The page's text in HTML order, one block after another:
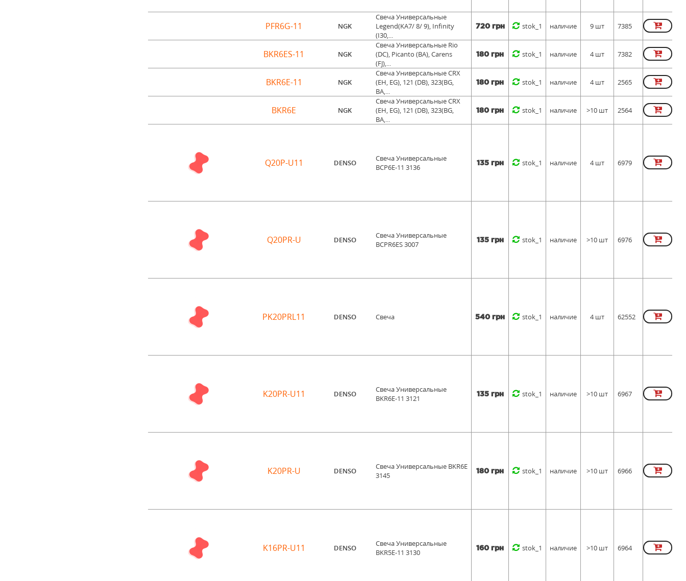
PFR6G-11 NGK
Свеча Универсальные
Legend(KA7/ 8/ 9), Infinity
(I30,...
720 грн stok_1 наличие 9 шт 7385
BKR6ES-11 NGK
Свеча Универсальные Rio
(DC), Picanto (BA), Carens
(FJ),...
180 грн stok_1 наличие 4 шт 7382
BKR6E-11 NGK
Свеча Универсальные CRX
(EH, EG), 121 (DB), 323(BG,
BA,...
180 грн stok_1 наличие 4 шт 2565
BKR6E NGK
Свеча Универсальные CRX
(EH, EG), 121 (DB), 323(BG,
BA,...
180 грн stok_1 наличие >10 шт 2564
Q20P-U11 DENSO
Свеча Универсальные
BCP6E-11 3136
135 грн stok_1 наличие 4 шт 6979
Q20PR-U DENSO
Свеча Универсальные
BCPR6ES 3007
135 грн stok_1 наличие >10 шт 6976
PK20PRL11 DENSO Свеча 540 грн stok_1 наличие 4 шт 62552
K20PR-U11 DENSO
Свеча Универсальные
BKR6E-11 3121
135 грн stok_1 наличие >10 шт 6967
K20PR-U DENSO
Свеча Универсальные BKR6E
3145
180 грн stok_1 наличие >10 шт 6966
K16PR-U11 DENSO
Свеча Универсальные
BKR5E-11 3130
160 грн stok_1 наличие >10 шт 6964